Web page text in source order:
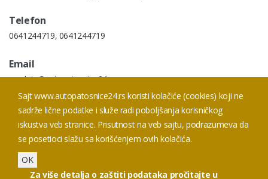
Sajt www.autopatosnice24.rs koristi kolačiće (cookies) koji ne
sadrže lične podatke i služe radi poboljšanja korisničkog
iskustva veb stranice. Prisutnost na veb sajtu, podrazumeva da
se posetioci slažu sa korišćenjem ovih kolačića.
OK
Za više detalja o zaštiti podataka pročitajte u
Telefon
0641244719, 0641244719
Email
prodaja@autopatosnice24.rs
Addresa
Prodaja Smederevski put 20 I, 11050 Beograd